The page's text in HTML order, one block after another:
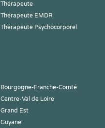
Thérapeute
Thérapeute EMDR
Thérapeute Psychocorporel
Bourgogne-Franche-Comté
Centre-Val de Loire
Grand Est
Guyane